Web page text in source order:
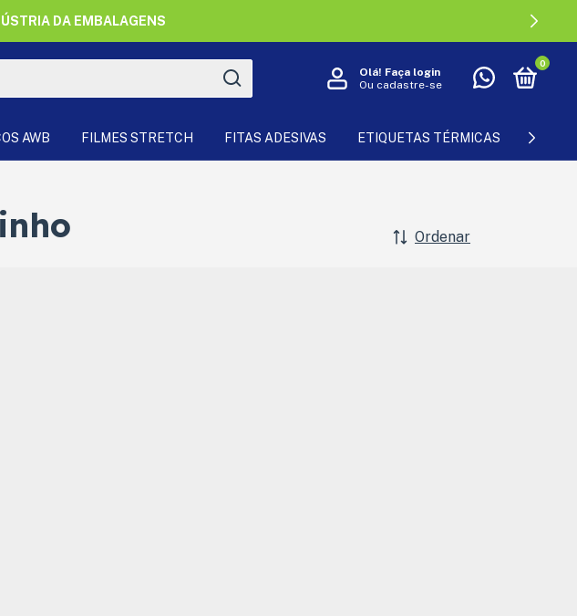
DA EMBALAGENS
Olá! Faça login
Ou cadastre-se
0
AWB FILMES STRETCH FITAS ADESIVAS ETIQUETAS TÉRMICAS
Ordenar